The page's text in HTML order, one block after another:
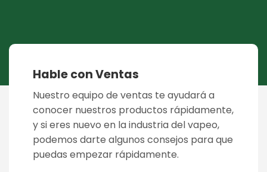
Hable con Ventas
Nuestro equipo de ventas te ayudará a
conocer nuestros productos rápidamente,
y si eres nuevo en la industria del vapeo,
podemos darte algunos consejos para que
puedas empezar rápidamente.